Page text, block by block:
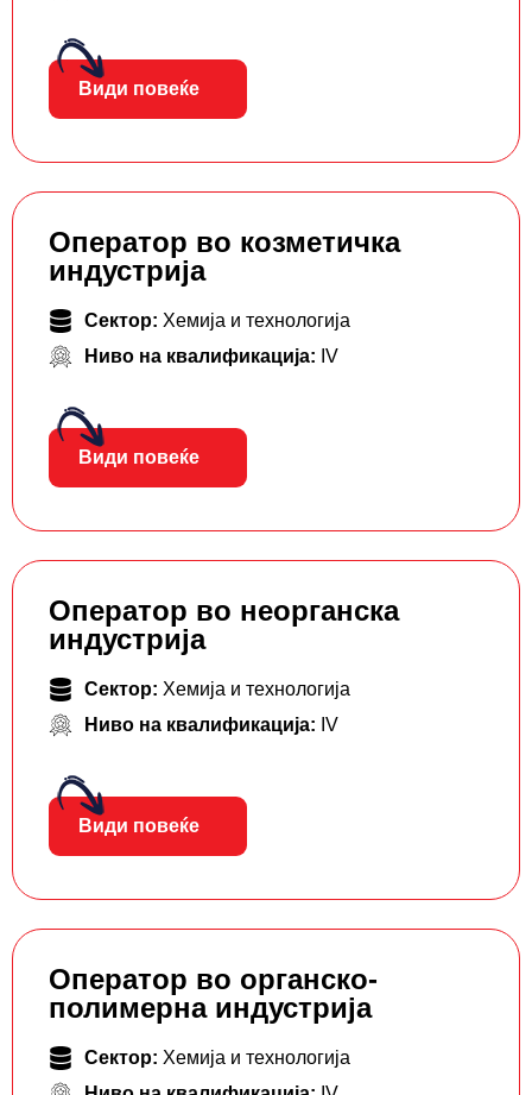
Види повеќе
Оператор во козметичка
индустрија
Сектор: Хемија и технологија
Ниво на квалификација: IV
Види повеќе
Оператор во неорганска
индустрија
Сектор: Хемија и технологија
Ниво на квалификација: IV
Види повеќе
Оператор во органско-
полимерна индустрија
Сектор: Хемија и технологија